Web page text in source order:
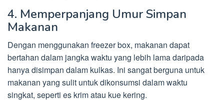
4. Memperpanjang Umur Simpan
Makanan
Dengan menggunakan freezer box, makanan dapat
bertahan dalam jangka waktu yang lebih lama daripada
hanya disimpan dalam kulkas. Ini sangat berguna untuk
makanan yang sulit untuk dikonsumsi dalam waktu
singkat, seperti es krim atau kue kering.